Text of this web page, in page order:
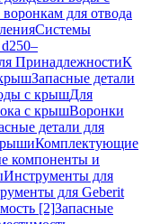
для отвода
Системы
ПринадлежностиК
Запасные детали
с крышДля
с крышВоронки
детали для
Комплектующие
компоненты и
Инструменты для
для Geberit
[2]Запасные